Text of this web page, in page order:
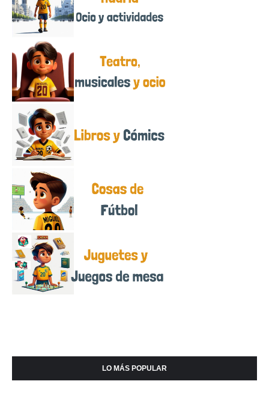
LO MÁS POPULAR